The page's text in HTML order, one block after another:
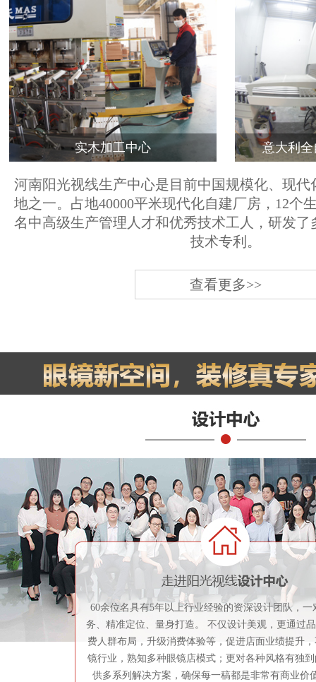
实木加工中心 意大利
河南阳光视线生产中心是目前中国规模化、现代
地之一。占地40000平米现代化自建厂房，12个
名中高级生产管理人才和优秀技术工人，研发了
技术专利。
查看更多>>
60余位名具有5年以上行业经验的资深设计团队，一
务、精准定位、量身打造。 不仅设计美观，更通过
费人群布局，升级消费体验等，促进店面业绩提升
镜行业，熟知多种眼镜店模式；更对各种风格有独
供多系列解决方案，确保每一稿都是非常有商业价